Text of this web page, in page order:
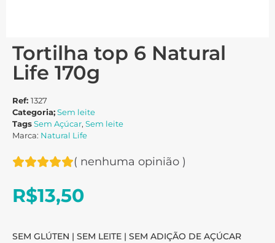
Tortilha top 6 Natural
Life 170g
Ref: 1327
Categoria;Sem leite
TagsSem Açúcar, Sem leite
Marca: Natural Life
( nenhuma opinião )
R$13,50
SEM GLÚTEN | SEM LEITE | SEM ADIÇÃO DE AÇÚCAR